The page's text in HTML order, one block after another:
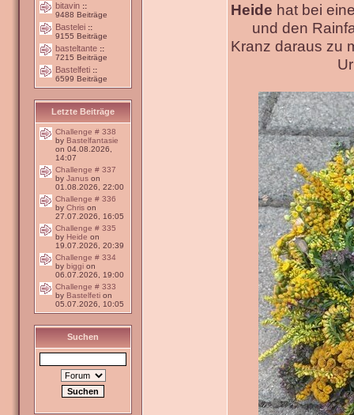
bitavin ::
9488 Beiträge
Bastelei ::
9155 Beiträge
basteltante ::
7215 Beiträge
Bastelfeti ::
6599 Beiträge
Letzte Beiträge
Challenge # 338
by Bastelfantasie
on 04.08.2026,
14:07
Challenge # 337
by Janus on
01.08.2026, 22:00
Challenge # 336
by Chris on
27.07.2026, 16:05
Challenge # 335
by Heide on
19.07.2026, 20:39
Challenge # 334
by biggi on
06.07.2026, 19:00
Challenge # 333
by Bastelfeti on
05.07.2026, 10:05
Suchen
Heide hat bei
und den
Kranz daraus zu